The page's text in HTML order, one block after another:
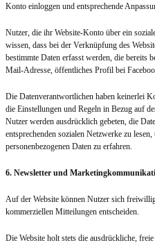
Konto einloggen und entsprechende
Nutzer, die ihr Website-Konto über ein
wissen, dass bei der Verknüpfung des
bestimmte Daten erfasst werden, die bereits
Mail-Adresse, öffentliches Profil bei
Die Datenverantwortlichen haben keinerlei
die Einstellungen und Regeln in Bezug auf
Nutzer werden ausdrücklich gebeten, die
entsprechenden sozialen Netzwerke zu
personenbezogenen Daten zu erfahren.
6. Newsletter und
Auf der Website können Nutzer sich
kommerziellen Mitteilungen entscheiden.
Die Website holt stets die ausdrückliche,